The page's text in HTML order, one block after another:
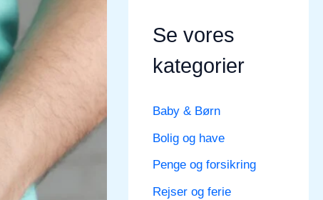
Se vores
kategorier
Baby & Børn
Bolig og have
Penge og forsikring
Rejser og ferie